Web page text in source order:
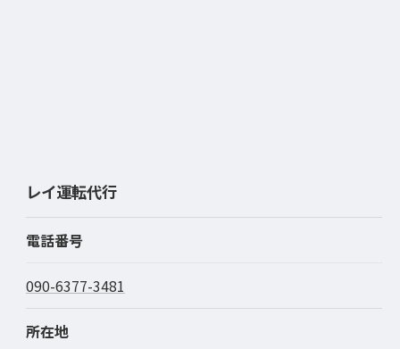
レイ運転代行
電話番号
090-6377-3481
所在地